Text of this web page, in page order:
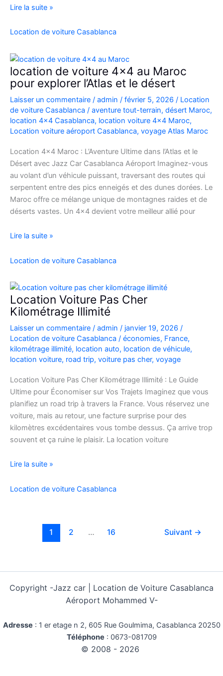
Location
Rover
Casablanca
Lire la suite »
Location de voiture Casablanca
location de voiture 4×4 au Maroc
pour explorer l’Atlas et le désert
Laisser un commentaire / admin / février 5, 2026 / Location
de voiture Casablanca / aventure tout-terrain, désert Maroc,
location 4x4 Casablanca, location voiture 4x4 Maroc,
Location voiture aéroport Casablanca, voyage Atlas Maroc
Location 4×4 Maroc : L’Aventure Ultime dans l’Atlas et le
Désert avec Jazz Car Casablanca Aéroport Imaginez-vous
au volant d’un véhicule puissant, traversant des routes qui
serpentent entre des pics enneigés et des dunes dorées. Le
Maroc offre ce mélange unique de montagnes raides et de
déserts vastes. Un 4×4 devient votre meilleur allié pour
location
voiture
au
Maroc
pour
explorer
l’Atlas
et
le
Lire la suite »
Location de voiture Casablanca
Location Voiture Pas Cher
Kilométrage Illimité
Laisser un commentaire / admin / janvier 19, 2026 /
Location de voiture Casablanca / économies, France,
kilométrage illimité, location auto, location de véhicule,
location voiture, road trip, voiture pas cher, voyage
Location Voiture Pas Cher Kilométrage Illimité : Le Guide
Ultime pour Économiser sur Vos Trajets Imaginez que vous
planifiez un road trip à travers la France. Vous réservez une
voiture, mais au retour, une facture surprise pour des
kilomètres excédentaires vous tombe dessus. Ça arrive trop
souvent et ça ruine le plaisir. La location voiture
Location
Pas
Lire la suite »
Location de voiture Casablanca
1 2 … 16 Suivant →
Copyright -Jazz car | Location de Voiture Casablanca
Aéroport Mohammed V-
Adresse : 1 er etage n 2, 605 Rue Goulmima, Casablanca 20250
Téléphone : 0673-081709
© 2008 - 2026